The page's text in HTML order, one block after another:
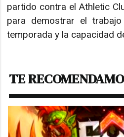
partido contra el Athletic
para demostrar el
temporada y la capacidad
TE